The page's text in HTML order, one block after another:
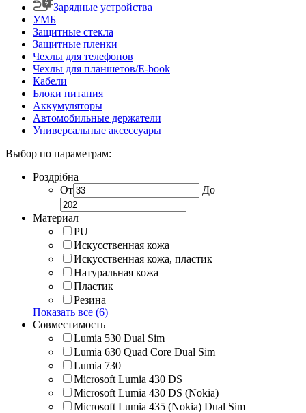
Зарядные устройства
УМБ
Защитные стекла
Защитные пленки
Чехлы для телефонов
Чехлы для планшетов/E-book
Кабели
Блоки питания
Аккумуляторы
Автомобильные держатели
Универсальные аксессуары
Выбор по параметрам:
Роздрібна
От
До
Материал
PU
Искусственная кожа
Искусственная кожа, пластик
Натуральная кожа
Пластик
Резина
Показать все (6)
Совместимость
Lumia 530 Dual Sim
Lumia 630 Quad Core Dual Sim
Lumia 730
Microsoft Lumia 430 DS
Microsoft Lumia 430 DS (Nokia)
Microsoft Lumia 435 (Nokia) Dual Sim